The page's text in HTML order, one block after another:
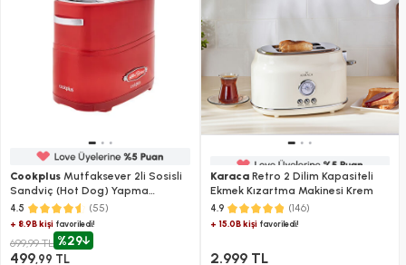
Cookplus Mutfaksever 2li Sosisli
Sandviç (Hot Dog) Yapma
Makinesi
4.5 (55)
+ 8.9B kişi favoriledi!
699,99 TL %29
499,99 TL
KaracaRetro 2 Dilim Kapasiteli
Ekmek Kızartma Makinesi Krem
4.9 (146)
+ 15.0B kişifavoriledi!
2.999 TL